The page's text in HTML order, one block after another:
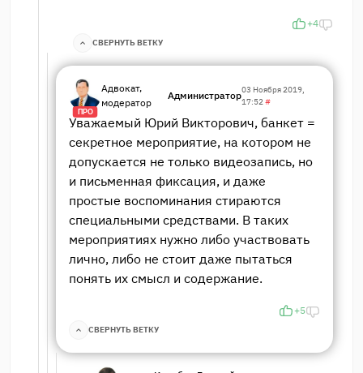
+4
СВЕРНУТЬ ВЕТКУ
ПРО
Адвокат,
модератор
Администратор03 Ноября 2019,
17:52 #
Уважаемый Юрий Викторович, банкет =
секретное мероприятие, на котором не
допускается не только видеозапись, но
и письменная фиксация, и даже
простые воспоминания стираются
специальными средствами. В таких
мероприятиях нужно либо участвовать
лично, либо не стоит даже пытаться
понять их смысл и содержание.
+5
СВЕРНУТЬ ВЕТКУ